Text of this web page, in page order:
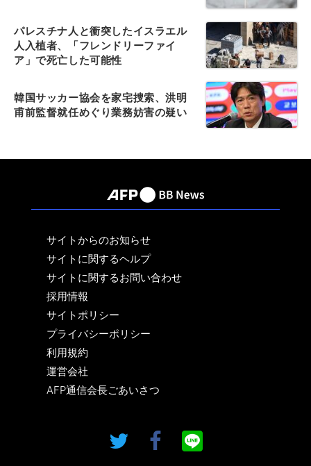
パレスチナ人と衝突したイスラエル
人入植者、「フレンドリーファイ
ア」で死亡した可能性
韓国サッカー協会を家宅捜索、洪明
甫前監督就任めぐり業務妨害の疑い
サイトからのお知らせ
サイトに関するヘルプ
サイトに関するお問い合わせ
採用情報
サイトポリシー
プライバシーポリシー
利用規約
運営会社
AFP通信会長ごあいさつ